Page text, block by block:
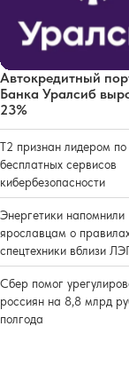
Автокредитный
Банка Уралсиб
23%
Т2 признан лидером по
бесплатных сервисов
кибербезопасности
Энергетики напомнили
ярославцам о
спецтехники вблизи
Сбер помог
россиян на 8,8 млрд
полгода